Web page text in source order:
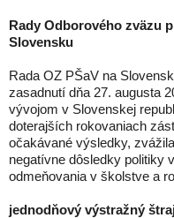
Rady Odborového zväzu
Slovensku
Rada OZ PŠaV na
zasadnutí dňa 27. augusta
vývojom v Slovenskej
doterajších rokovaniach
očakávané výsledky,
negatívne dôsledky politiky
odmeňovania v školstve a
jednodňový výstražný